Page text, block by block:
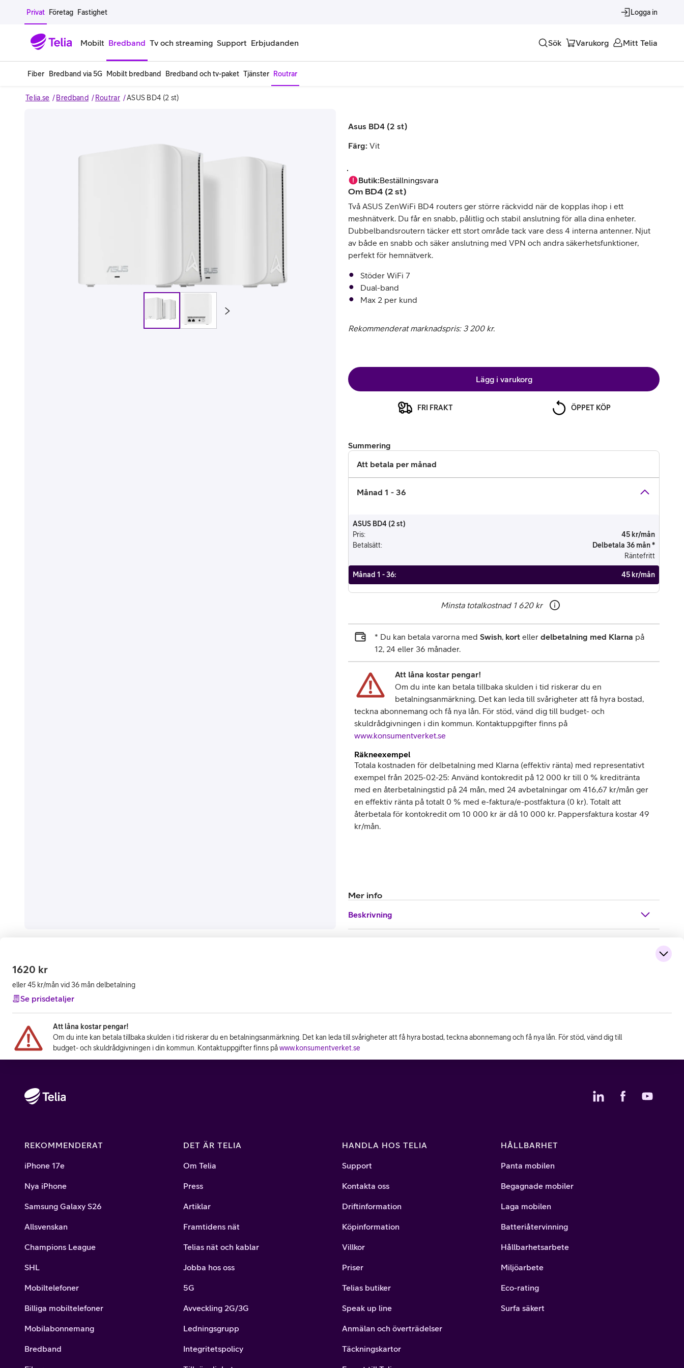
Gå till sidans innehåll
Privat Företag Fastighet Logga in
Mobilt
Extra användare
Mobilabonnemang för pensionär
Ladda kontantkort
Registrera kontantkort
Bredband Tv och streaming Support Erbjudanden Sök Varukorg Mitt Telia
Fiber Bredband via 5G Mobilt bredband Bredband och tv-paket Tjänster Routrar
Telia.se Bredband Routrar ASUS BD4 (2 st)
Asus BD4 (2 st)
Färg: Vit
Butik:Beställningsvara
Om BD4 (2 st)
Två ASUS ZenWiFi BD4 routers ger större räckvidd när de kopplas ihop i ett
meshnätverk. Du får en snabb, pålitlig och stabil anslutning för alla dina enheter.
Dubbelbandsroutern täcker ett stort område tack vare dess 4 interna antenner. Njut
av både en snabb och säker anslutning med VPN och andra säkerhetsfunktioner,
perfekt för hemnätverk.
Stöder WiFi 7
Dual-band
Max 2 per kund
Rekommenderat marknadspris: 3 200 kr.
Lägg i varukorg
FRI FRAKT ÖPPET KÖP
Summering
Att betala per månad
Månad 1 - 36
ASUS BD4 (2 st)
Pris:
45 kr/mån
Betalsätt:
Delbetala 36 mån *
Räntefritt
Månad 1 - 36: 45 kr/mån
Minsta totalkostnad 1 620 kr
* Du kan betala varorna med Swish, kort eller delbetalning med Klarna på
12, 24 eller 36 månader.
Att låna kostar pengar!
Om du inte kan betala tillbaka skulden i tid riskerar du en
betalningsanmärkning. Det kan leda till svårigheter att få hyra bostad,
teckna abonnemang och få nya lån. För stöd, vänd dig till budget- och
skuldrådgivningen i din kommun. Kontaktuppgifter finns på
www.konsumentverket.se
Räkneexempel
Totala kostnaden för delbetalning med Klarna (effektiv ränta) med representativt
exempel från 2025-02-25: Använd kontokredit på 12 000 kr till 0 % kreditränta
med en återbetalningstid på 24 mån, med 24 avbetalningar om 416,67 kr/mån ger
en effektiv ränta på totalt 0 % med e-faktura/e-postfaktura (0 kr). Totalt att
återbetala för kontokredit om 10 000 kr är då 10 000 kr. Pappersfaktura kostar 49
kr/mån.
Mer info
Beskrivning
1620 kr
eller 45 kr/mån vid 36 mån delbetalning
Se prisdetaljer
Att låna kostar pengar!
Om du inte kan betala tillbaka skulden i tid riskerar du en betalningsanmärkning. Det kan leda till svårigheter att få hyra bostad, teckna abonnemang och få nya lån. För stöd, vänd dig till
budget- och skuldrådgivningen i din kommun. Kontaktuppgifter finns påwww.konsumentverket.se
REKOMMENDERAT
iPhone 17e
Nya iPhone
Samsung Galaxy S26
Allsvenskan
Champions League
SHL
Mobiltelefoner
Billiga mobiltelefoner
Mobilabonnemang
Bredband
DET ÄR TELIA
Om Telia
Press
Artiklar
Framtidens nät
Telias nät och kablar
Jobba hos oss
5G
Avveckling 2G/3G
Ledningsgrupp
Integritetspolicy
HANDLA HOS TELIA
Support
Kontakta oss
Driftinformation
Köpinformation
Villkor
Priser
Telias butiker
Speak up line
Anmälan och överträdelser
Täckningskartor
HÅLLBARHET
Panta mobilen
Begagnade mobiler
Laga mobilen
Batteriåtervinning
Hållbarhetsarbete
Miljöarbete
Eco-rating
Surfa säkert